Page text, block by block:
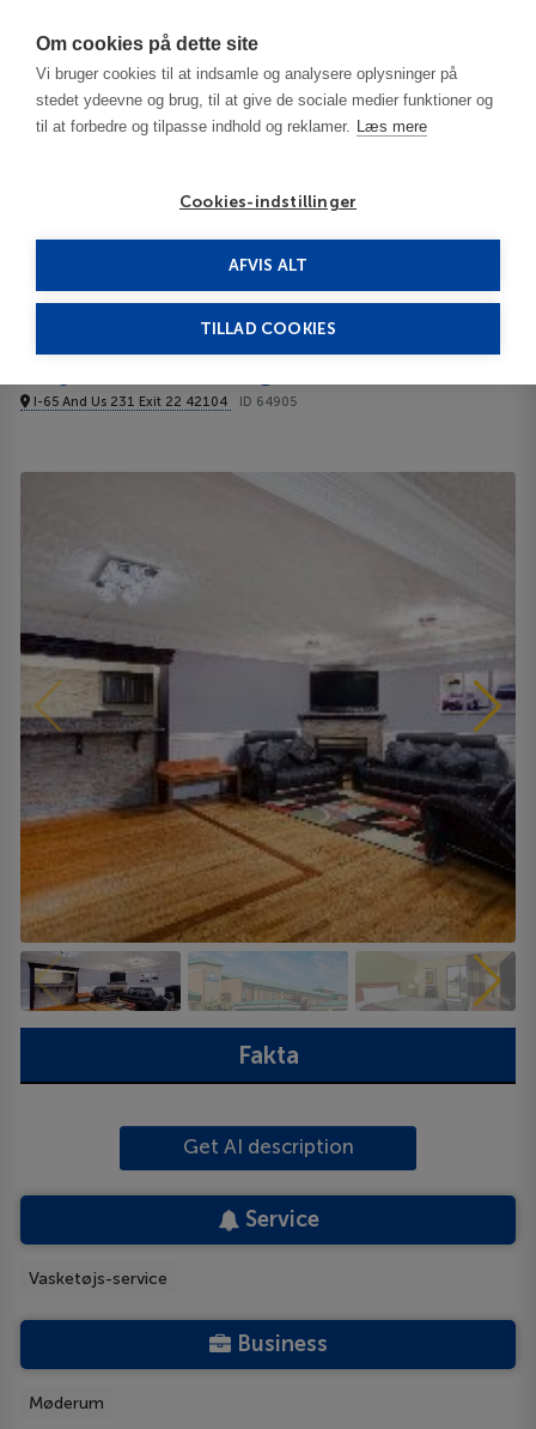
Om cookies på dette site
Vi bruger cookies til at indsamle og analysere oplysninger på
stedet ydeevne og brug, til at give de sociale medier funktioner og
til at forbedre og tilpasse indhold og reklamer. Læs mere
Cookies-indstillinger
AFVIS ALT
TILLAD COOKIES
Bowling Green - KY
Days Inn Bowling Green 2**
I-65 And Us 231 Exit 22 42104 ID 64905
Fakta
Get AI description
Service
Vasketøjs-service
Business
Møderum